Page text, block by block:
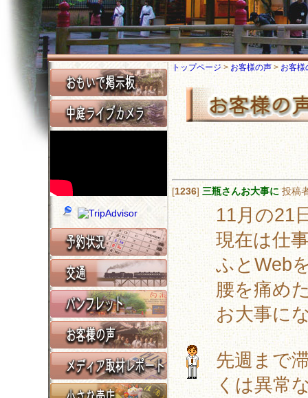
トップページ> お客様の声 > お客
[1236] 三瓶さんお大事に投稿
11月の21
現在は仕
ふとWeb
腰を痛め
お大事に
先週まで
くは異常